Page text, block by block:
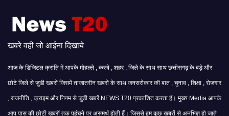
खबरे वही जो आईना दिखाये
आज के डिजिटल क्रांति में आपके मोहल्ले , कस्बे , शहर , जिले के साथ साथ छत्तीसगढ़ के बड़े और
छोटे जिले से जुडी खबरों जिसमें ताजातरीन खबरों के साथ जनसरोकार की बात , चुनाव , शिक्षा , रोजगार
, राजनीति , क्राइम और निगम से जुड़ी खबरें NEWS T20 प्रकाशित करता हैं। मुख्य Media आपके
आप पास की छोटी खबरों तक पहुंचने पर असमर्थ होती हैं। जिससे हम कुछ खबरों से अनभिज्ञ हो जाते